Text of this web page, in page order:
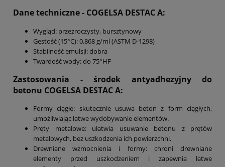
Dane techniczne - COGELSA DESTAC A:
Wygląd: przezroczysty, bursztynowy
Gęstość (15°C): 0,868 g/ml (ASTM D-1298)
Stabilność emulsji: dobra
Twardość wody: do 75°HF
Zastosowania - środek antyadhezyjny do
betonu COGELSA DESTAC A:
Formy ciągłe: skutecznie usuwa beton z form ciągłych,
umożliwiając łatwe wydobywanie elementów.
Pręty metalowe: ułatwia usuwanie betonu z prętów
metalowych, bez uszkodzenia ich powierzchni.
Drewniane wzmocnienia i formy: chroni drewniane
elementy przed uszkodzeniem i zapewnia łatwe